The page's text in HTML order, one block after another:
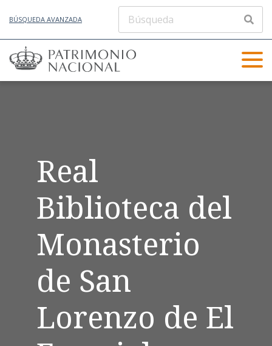
BÚSQUEDA AVANZADA
Real
Biblioteca del
Monasterio
de San
Lorenzo de El